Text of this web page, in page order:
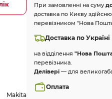
Makita
При замовленні на суму
доставка по Києву
перевізником "Нова
Доставка по Україні
на відділення"Нова
перевізника.
Делівері — для
Оплата